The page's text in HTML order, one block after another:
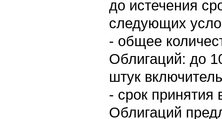
до истечения
следующих
- общее
Облигаций: до
штук
- срок принятия
Облигаций